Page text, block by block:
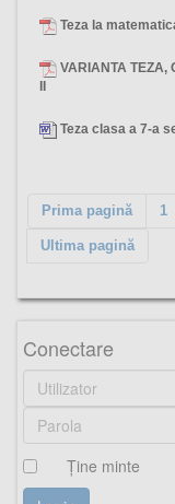
Teza la
VARIANTA TEZA,
Teza clasa a 7-a
Prima pagină 1
Ultima pagină
Conectare
Ţine minte